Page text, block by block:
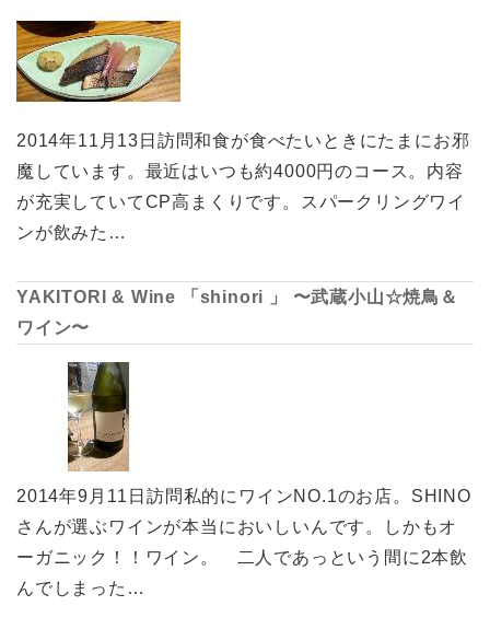
2014年11月13日訪問和食が食べたいときにたまにお邪
魔しています。最近はいつも約4000円のコース。内容
が充実していてCP高まくりです。スパークリングワイ
ンが飲みた…
YAKITORI & Wine 「shinori 」 〜武蔵小山☆焼鳥＆
ワイン〜
2014年9月11日訪問私的にワインNO.1のお店。SHINO
さんが選ぶワインが本当においしいんです。しかもオ
ーガニック！！ワイン。 二人であっという間に2本飲
んでしまった…